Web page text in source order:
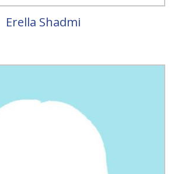
Erella Shadmi